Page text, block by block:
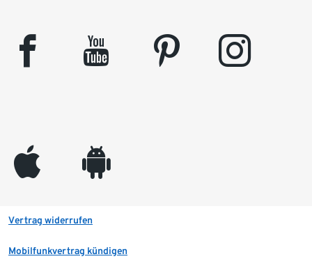
facebook youtube pinterest instagram
appleinc android
Vertrag widerrufen
Mobilfunkvertrag kündigen